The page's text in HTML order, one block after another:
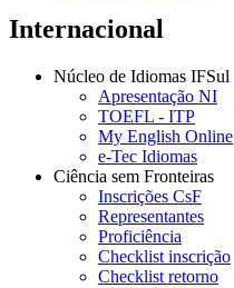
Internacional
Núcleo de Idiomas IFSul
Apresentação NI
TOEFL - ITP
My English Online
e-Tec Idiomas
Ciência sem Fronteiras
Inscrições CsF
Representantes
Proficiência
Checklist inscrição
Checklist retorno